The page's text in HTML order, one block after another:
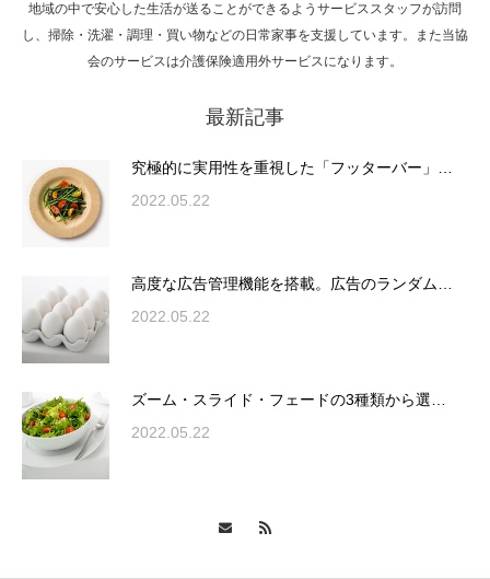
究極的に実用性を重視した「フッターバー」
表示やショートコード…
ズーム・スライド・フェードの3種類から選
択可能な洗練されたホ…
変幻自在、あらゆる業種に対応可能な新しい
地域の中で安心した生活が送ることができるようサービススタッフが訪問
し、掃除・洗濯・調理・買い物などの日常家事を支援しています。また当協
会のサービスは介護保険適用外サービスになります。
最新記事
究極的に実用性を重視した「フッターバー」…
2022.05.22
高度な広告管理機能を搭載。広告のランダム…
2022.05.22
ズーム・スライド・フェードの3種類から選…
2022.05.22